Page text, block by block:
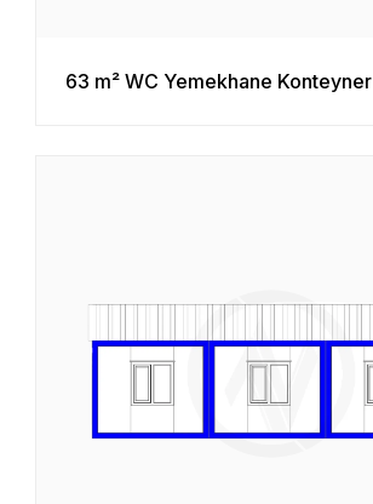
63 m² WC Yemekhane Konteyner